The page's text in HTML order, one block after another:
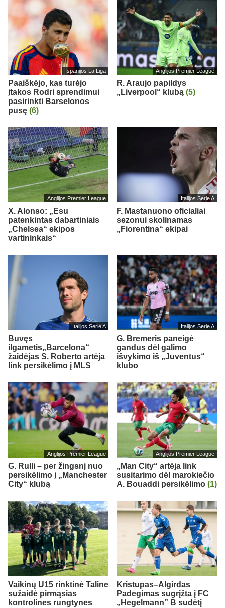
Ispanijos La Liga
Paaiškėjo, kas turėjo
įtakos Rodri sprendimui
pasirinkti Barselonos
pusę (6)
Anglijos Premier League
R. Araujo papildys
„Liverpool“ klubą (5)
Anglijos Premier League
X. Alonso: „Esu
patenkintas dabartiniais
„Chelsea“ ekipos
vartininkais“
Italijos Serie A
F. Mastanuono oficialiai
sezonui skolinamas
„Fiorentina“ ekipai
Italijos Serie A
Buvęs
ilgametis„Barcelona“
žaidėjas S. Roberto artėja
link persikėlimo į MLS
Italijos Serie A
G. Bremeris paneigė
gandus dėl galimo
išvykimo iš „Juventus“
klubo
Anglijos Premier League
G. Rulli – per žingsnį nuo
persikėlimo į „Manchester
City“ klubą
Anglijos Premier League
„Man City“ artėja link
susitarimo dėl marokiečio
A. Bouaddi persikėlimo (1)
Vaikinų U15 rinktinė Taline
sužaidė pirmąsias
kontrolines rungtynes
Kristupas–Algirdas
Padegimas sugrįžta į FC
„Hegelmann” B sudėtį